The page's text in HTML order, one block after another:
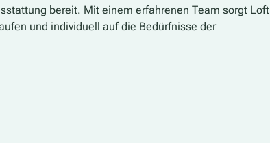
bereit. Mit einem erfahrenen Team sorgt Loft
und individuell auf die Bedürfnisse der